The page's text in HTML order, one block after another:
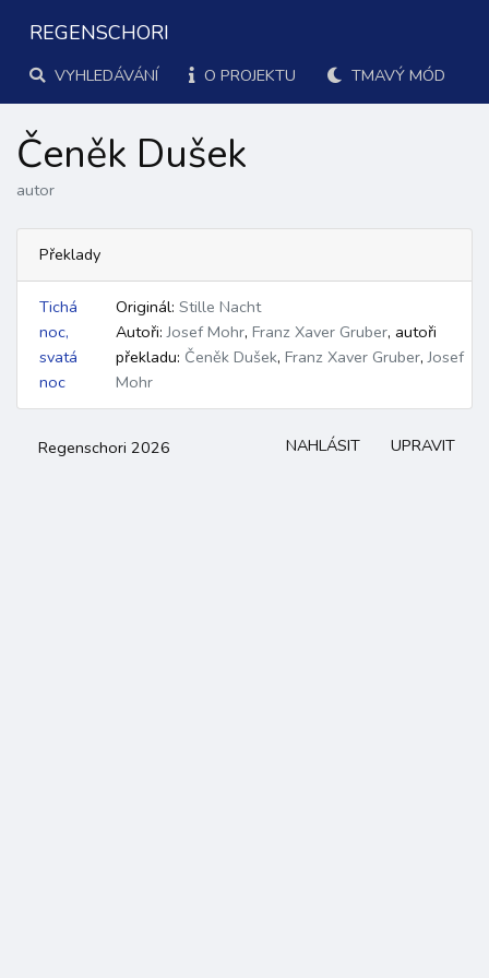
REGENSCHORI
VYHLEDÁVÁNÍ O PROJEKTU TMAVÝ MÓD
Čeněk Dušek
autor
Překlady
Tichá
noc,
svatá
noc
Originál: Stille Nacht
Autoři: Josef Mohr, Franz Xaver Gruber, autoři
překladu: Čeněk Dušek, Franz Xaver Gruber, Josef
Mohr
Regenschori 2026 NAHLÁSIT UPRAVIT